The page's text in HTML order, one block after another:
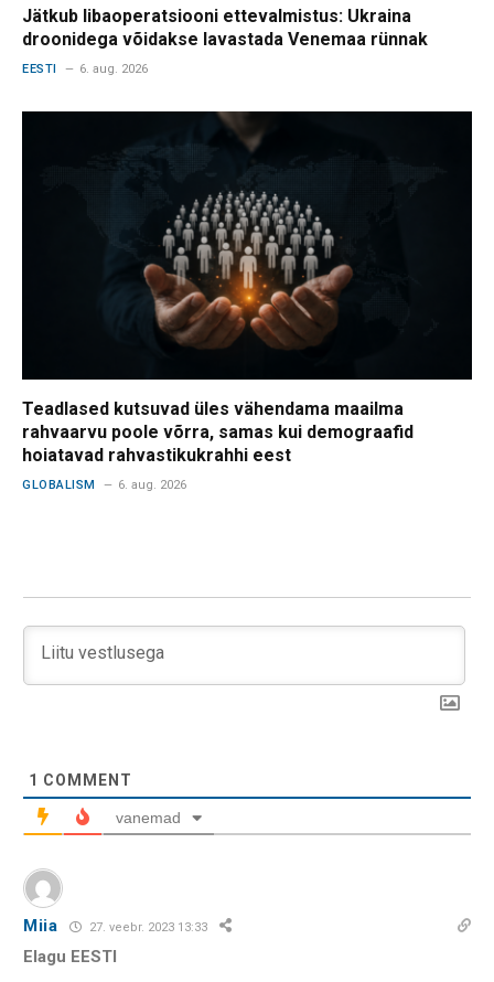
Jätkub libaoperatsiooni ettevalmistus: Ukraina
droonidega võidakse lavastada Venemaa rünnak
EESTI 6. aug. 2026
Teadlased kutsuvad üles vähendama maailma
rahvaarvu poole võrra, samas kui demograafid
hoiatavad rahvastikukrahhi eest
GLOBALISM 6. aug. 2026
1 COMMENT
vanemad
Miia 27. veebr. 2023 13:33
Elagu EESTI